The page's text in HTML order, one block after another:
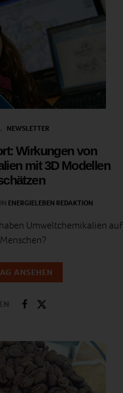
NEWSLETTER
Wirkungen von
mit 3D Modellen
ENERGIELEBEN REDAKTION
Umweltchemikalien auf
ANSEHEN